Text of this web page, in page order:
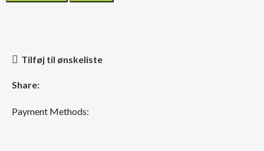
Tilføj til ønskeliste
Share:
Payment Methods: